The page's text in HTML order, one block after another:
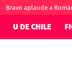
Bravo aplaude a
U DE CHILE